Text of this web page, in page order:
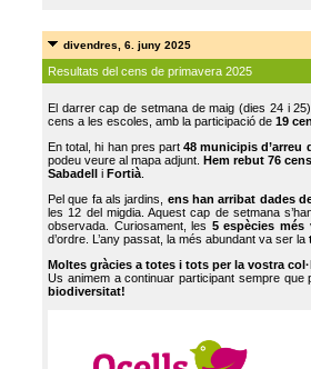
divendres, 6. juny 2025
Resultats del cens de primavera 2025
El darrer cap de setmana de maig (dies 24 i
cens a les escoles, amb la participació de 19
En total, hi han pres part48 municipis d’arreu
podeu veure al mapa adjunt. Hem rebut 76
Sabadell
i Fortià.
Pel que fa als jardins, ens han arribat dades
les 12 del migdia. Aquest cap de setmana
observada. Curiosament, les 5 espècies més
d’ordre. L’any passat, la més abundant va ser la
Moltes gràcies a totes i tots per la vostra
Us animem a continuar participant sempre que
biodiversitat!